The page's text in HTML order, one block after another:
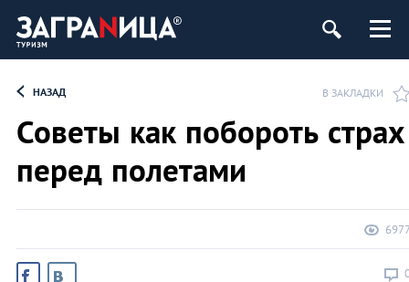
НАЗАД В ЗАКЛАДКИ
Советы как побороть страх
перед полетами